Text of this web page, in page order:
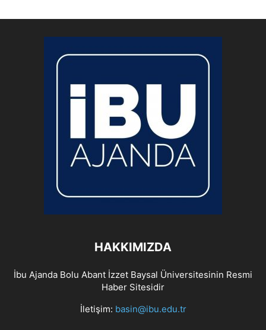
HAKKIMIZDA
İbu Ajanda Bolu Abant İzzet Baysal Üniversitesinin Resmi
Haber Sitesidir
İletişim: basin@ibu.edu.tr